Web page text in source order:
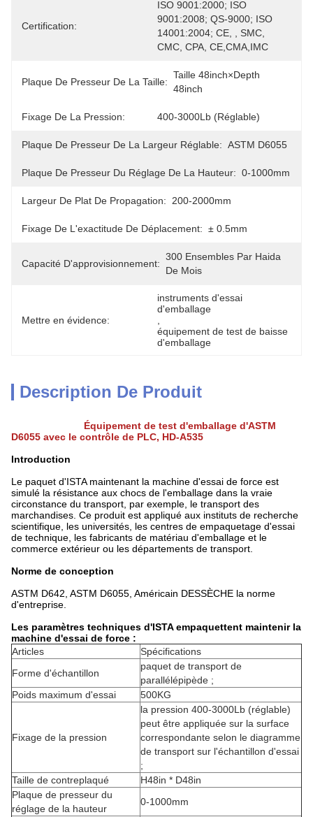
Certification:
ISO 9001:2000; ISO
9001:2008; QS-9000; ISO
14001:2004; CE, , SMC,
CMC, CPA, CE,CMA,IMC
Plaque De Presseur De La Taille:
Taille 48inch×depth
48inch
Fixage De La Pression: 400-3000Lb (réglable)
Plaque De Presseur De La Largeur Réglable: ASTM D6055
Plaque De Presseur Du Réglage De La Hauteur: 0-1000mm
Largeur De Plat De Propagation: 200-2000mm
Fixage De L'exactitude De Déplacement: ± 0.5mm
Capacité D'approvisionnement:
300 Ensembles Par Haida
De Mois
Mettre en évidence:
instruments d'essai
d'emballage
équipement de test de baisse
d'emballage
Description De Produit
Équipement de test d'emballage d'ASTM
D6055 avec le contrôle de PLC, HD-A535
Introduction
Le paquet d'ISTA maintenant la machine d'essai de force est
simulé la résistance aux chocs de l'emballage dans la vraie
circonstance du transport, par exemple, le transport des
marchandises. Ce produit est appliqué aux instituts de recherche
scientifique, les universités, les centres de empaquetage d'essai
de technique, les fabricants de matériau d'emballage et le
commerce extérieur ou les départements de transport.
Norme de conception
ASTM D642, ASTM D6055, Américain DESSÈCHE la norme
d'entreprise.
Les paramètres techniques d'ISTA empaquettent maintenir la
machine d'essai de force :
Articles
Spécifications
Forme d'échantillon
paquet de transport de
parallélépipède ;
Poids maximum d'essai
500KG
Fixage de la pression
la pression 400-3000Lb (réglable)
peut être appliquée sur la surface
correspondante selon le diagramme
de transport sur l'échantillon d'essai
;
Taille de contreplaqué
H48in * D48in
Plaque de presseur du
réglage de la hauteur
0-1000mm